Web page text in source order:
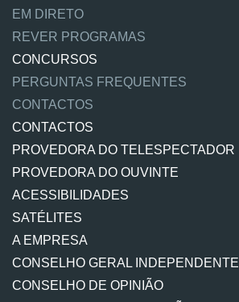
EM DIRETO
REVER PROGRAMAS
CONCURSOS
PERGUNTAS FREQUENTES
CONTACTOS
CONTACTOS
PROVEDORA DO TELESPECTADOR
PROVEDORA DO OUVINTE
ACESSIBILIDADES
SATÉLITES
A EMPRESA
CONSELHO GERAL INDEPENDENTE
CONSELHO DE OPINIÃO